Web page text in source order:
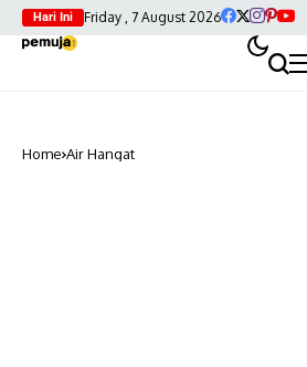
Hari Ini Friday , 7 August 2026
Home Air Hangat